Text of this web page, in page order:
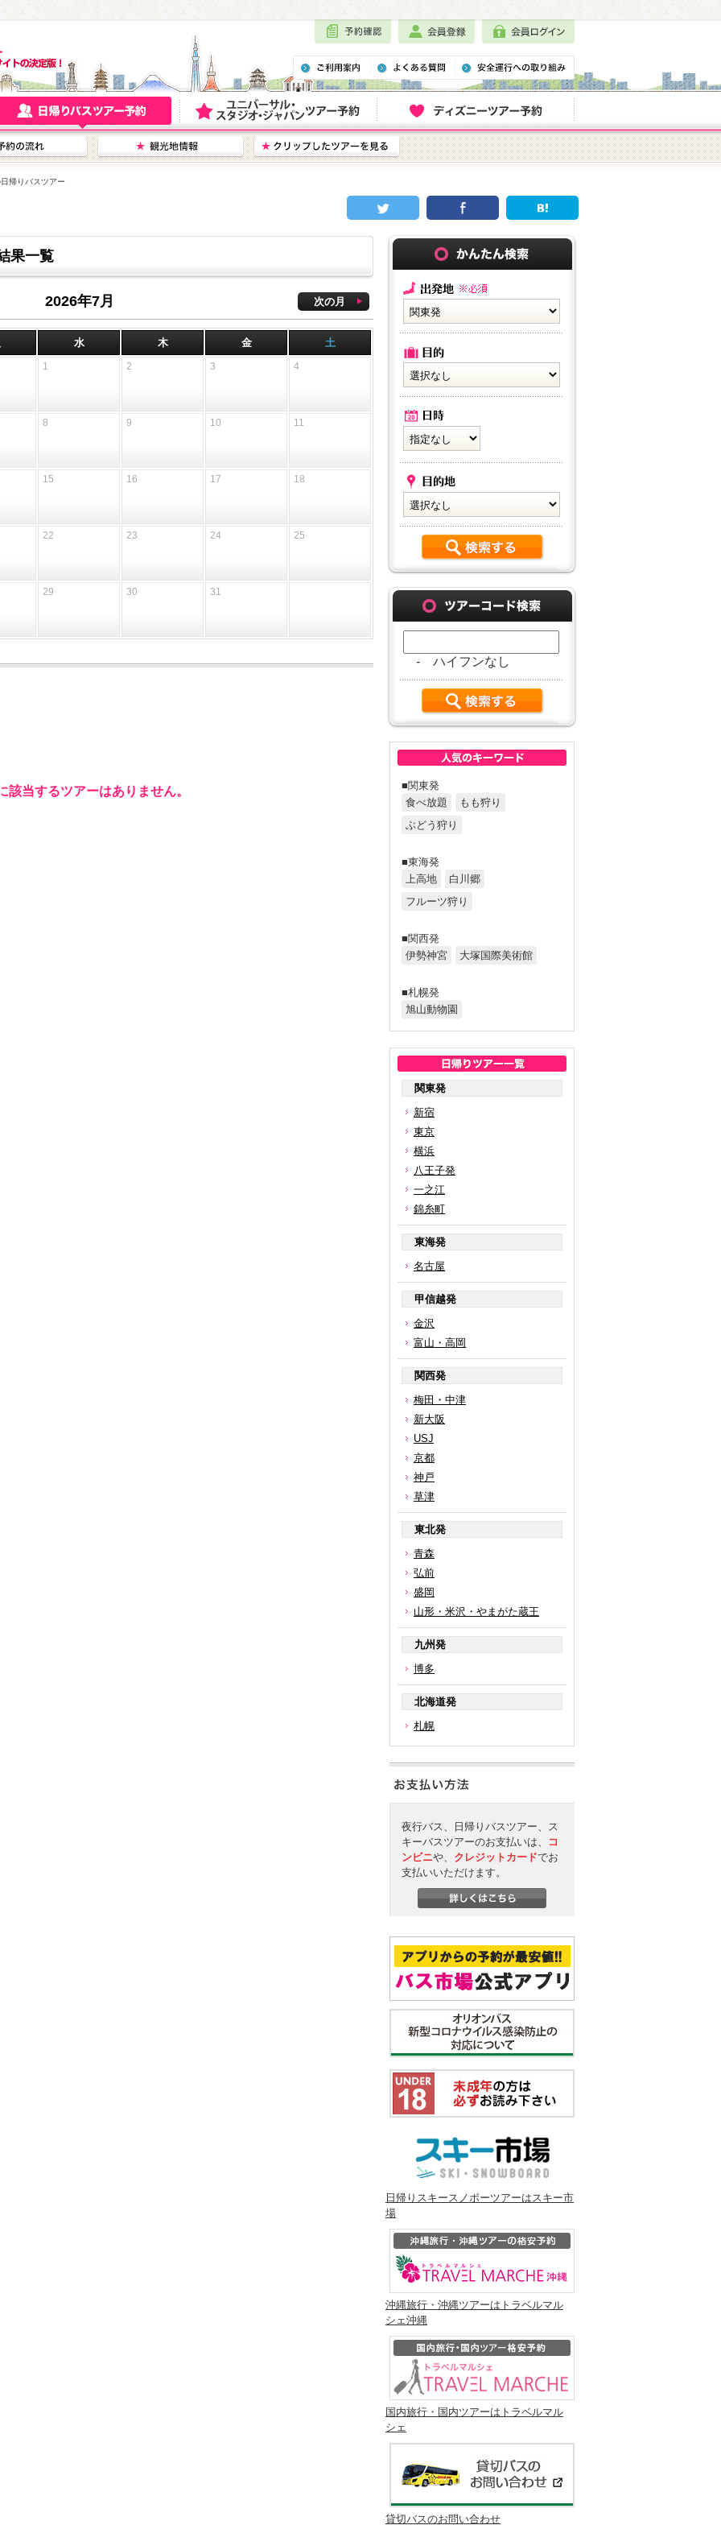
帰りバスツアー
- ハイフンなし
■関東発
食べ放題
もも狩り
ぶどう狩り
■東海発
上高地
白川郷
フルーツ狩り
■関西発
伊勢神宮
大塚国際美術館
■札幌発
旭山動物園
関東発
新宿
東京
横浜
八王子発
一之江
錦糸町
東海発
名古屋
甲信越発
金沢
富山・高岡
関西発
梅田・中津
新大阪
USJ
京都
神戸
草津
東北発
青森
弘前
盛岡
山形・米沢・やまがた蔵王
九州発
博多
北海道発
札幌
夜行バス、日帰りバスツアー、ス
キーバスツアーのお支払いは、
コ
ンビニや、 クレジットカードでお
支払いいただけます。
日帰りスキースノボーツアーはスキー市
場
沖縄旅行・沖縄ツアーはトラベルマル
シェ沖縄
国内旅行・国内ツアーはトラベルマル
シェ
貸切バスのお問い合わせ
果一覧
次の月
2026年7月
水 木 金 土
1 2 3 4
8 9 10 11
15 16 17 18
22 23 24 25
29 30 31
該当するツアーはありません。